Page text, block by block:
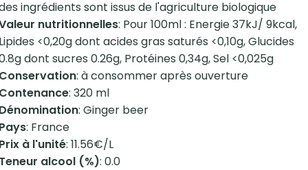
ingrédients sont issus de l'agriculture biologique
nutritionnelles: Pour 100ml : Energie 37kJ/ 9kcal,
<0,20g dont acides gras saturés <0,10g, Glucides
dont sucres 0.26g, Protéines 0,34g, Sel <0,025g
: à consommer après ouverture
: 320 ml
: Ginger beer
: France
à l'unité: 11.56€/L
alcool (%): 0.0